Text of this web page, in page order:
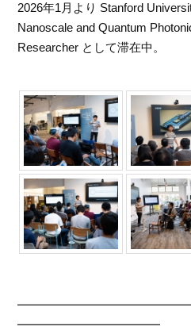
2026年1月より Stanford
Nanoscale and Quantum
Researcher として滞在中。
━━━━━━━━━━━━